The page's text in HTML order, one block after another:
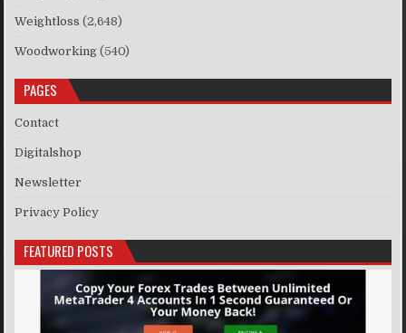
Weightloss (2,648)
Woodworking (540)
PAGES
Contact
Digitalshop
Newsletter
Privacy Policy
FEATURED POSTS